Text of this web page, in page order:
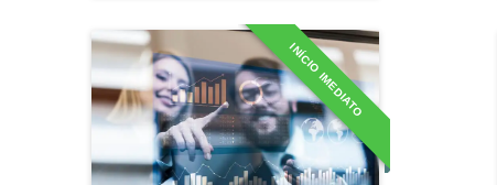
de Projetos
de Desenvolvimento
para a Estratégia: Indicador-Chave de
INÍCIO IMEDIATO
MBA em Business
Intelligence
Detalhes do curso